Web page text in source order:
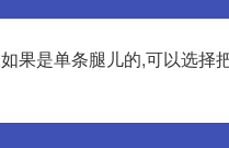
果是单条腿儿的,可以选择